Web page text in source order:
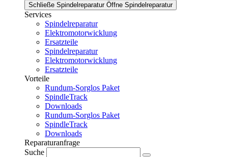
Schließe Spindelreparatur Öffne Spindelreparatur
Services
Spindelreparatur
Elektromotorwicklung
Ersatzteile
Spindelreparatur
Elektromotorwicklung
Ersatzteile
Vorteile
Rundum-Sorglos Paket
SpindleTrack
Downloads
Rundum-Sorglos Paket
SpindleTrack
Downloads
Reparaturanfrage
Suche